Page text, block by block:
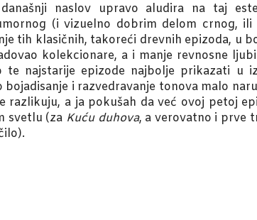
naslov upravo aludira na taj
(i vizuelno dobrim delom crnog,
tih klasičnih, takoreći drevnih epizoda, u
kolekcionare, a i manje revnosne
te najstarije epizode najbolje prikazati u
bojadisanje i razvedravanje tonova malo
razlikuju, a ja pokušah da već ovoj petoj
svetlu (za Kuću duhova, a verovatno i prve